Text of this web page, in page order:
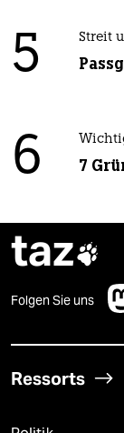
5 Streit
6 7
taz
Folgen Sie uns
Ressorts